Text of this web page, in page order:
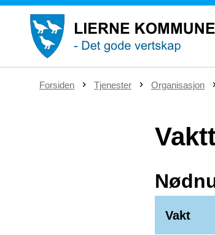
D
Forsiden Tjenester Organisasjon
Vakt